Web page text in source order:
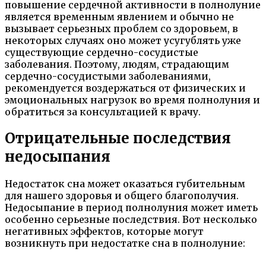
повышение сердечной активности в полнолуние
является временным явлением и обычно не
вызывает серьезных проблем со здоровьем, в
некоторых случаях оно может усугублять уже
существующие сердечно-сосудистые
заболевания. Поэтому, людям, страдающим
сердечно-сосудистыми заболеваниями,
рекомендуется воздержаться от физических и
эмоциональных нагрузок во время полнолуния и
обратиться за консультацией к врачу.
Отрицательные последствия
недосыпания
Недостаток сна может оказаться губительным
для нашего здоровья и общего благополучия.
Недосыпание в период полнолуния может иметь
особенно серьезные последствия. Вот несколько
негативных эффектов, которые могут
возникнуть при недостатке сна в полнолуние: